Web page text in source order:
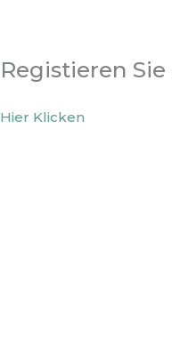
Registieren
Hier Klicken